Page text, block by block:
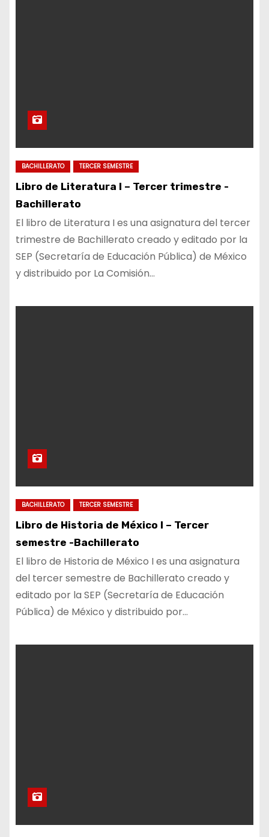
BACHILLERATO TERCER SEMESTRE
Libro de Literatura I – Tercer trimestre -
Bachillerato
El libro de Literatura I es una asignatura del tercer
trimestre de Bachillerato creado y editado por la
SEP (Secretaría de Educación Pública) de México
y distribuido por La Comisión…
BACHILLERATO TERCER SEMESTRE
Libro de Historia de México I – Tercer
semestre -Bachillerato
El libro de Historia de México I es una asignatura
del tercer semestre de Bachillerato creado y
editado por la SEP (Secretaría de Educación
Pública) de México y distribuido por…